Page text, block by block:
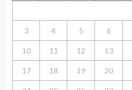
3 4 5 6
10 11 12 13
17 18 19 20